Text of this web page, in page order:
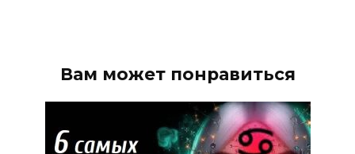
Вам может понравиться